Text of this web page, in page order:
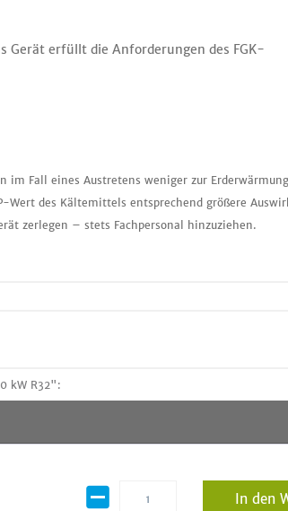
Gerät erfüllt die Anforderungen des FGK-
Fall eines Austretens weniger zur
des Kältemittels entsprechend größere
zerlegen – stets Fachpersonal hinzuziehen.
kW R32":
In den